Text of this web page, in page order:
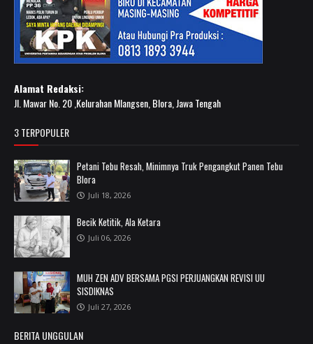
Alamat Redaksi:
Jl. Mawar No. 20 ,Kelurahan Mlangsen, Blora, Jawa Tengah
3 TERPOPULER
Petani Tebu Resah, Minimnya Truk Pengangkut Panen Tebu
Blora
Juli 18, 2026
Becik Ketitik, Ala Ketara
Juli 06, 2026
MUH ZEN ADV BERSAMA PGSI PERJUANGKAN REVISI UU
SISDIKNAS
Juli 27, 2026
BERITA UNGGULAN